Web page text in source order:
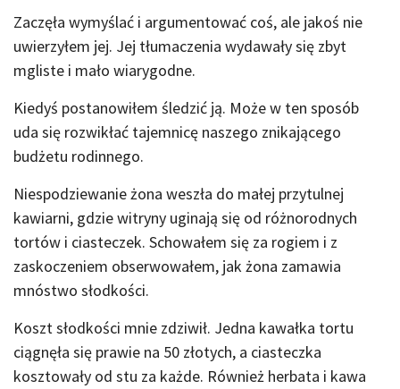
Zaczęła wymyślać i argumentować coś, ale jakoś nie
uwierzyłem jej. Jej tłumaczenia wydawały się zbyt
mgliste i mało wiarygodne.
Kiedyś postanowiłem śledzić ją. Może w ten sposób
uda się rozwikłać tajemnicę naszego znikającego
budżetu rodinnego.
Niespodziewanie żona weszła do małej przytulnej
kawiarni, gdzie witryny uginają się od różnorodnych
tortów i ciasteczek. Schowałem się za rogiem i z
zaskoczeniem obserwowałem, jak żona zamawia
mnóstwo słodkości.
Koszt słodkości mnie zdziwił. Jedna kawałka tortu
ciągnęła się prawie na 50 złotych, a ciasteczka
kosztowały od stu za każde. Również herbata i kawa